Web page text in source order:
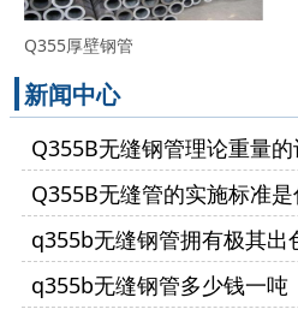
Q355厚壁钢管
新闻中心
Q355B无缝钢管理论重量
Q355B无缝管的实施标准是
q355b无缝钢管拥有极其出
q355b无缝钢管多少钱一吨